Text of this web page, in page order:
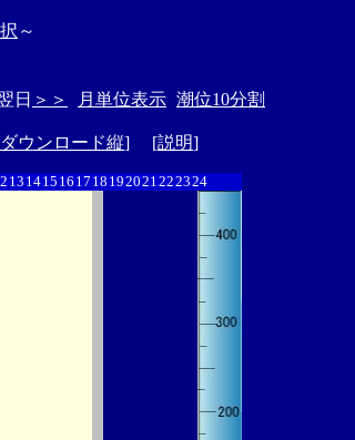
～
日 ＞＞ 月単位表示 潮位10分割
ウンロード縦] [説明]
13 1415 16 17 18 192021222324